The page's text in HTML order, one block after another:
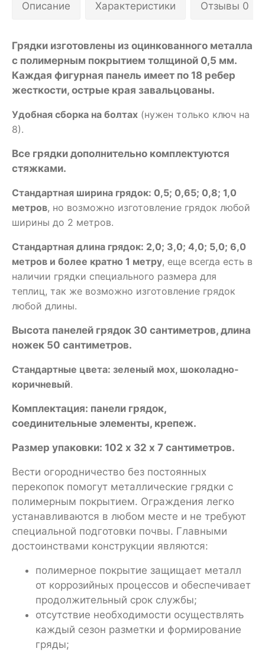
Описание Характеристики Отзывы 0
Грядки изготовлены из оцинкованного металла
с полимерным покрытием толщиной 0,5 мм.
Каждая фигурная панель имеет по 18 ребер
жесткости, острые края завальцованы.
Удобная сборка на болтах (нужен только ключ на
8).
Все грядки дополнительно комплектуются
стяжками.
Стандартная ширина грядок: 0,5; 0,65; 0,8; 1,0
метров, но возможно изготовление грядок любой
ширины до 2 метров.
Стандартная длина грядок: 2,0; 3,0; 4,0; 5,0; 6,0
метров и более кратно 1 метру, еще всегда есть в
наличии грядки специального размера для
теплиц, так же возможно изготовление грядок
любой длины.
Высота панелей грядок 30 сантиметров, длина
ножек 50 сантиметров.
Стандартные цвета: зеленый мох, шоколадно-
коричневый.
Комплектация: панели грядок,
соединительные элементы, крепеж.
Размер упаковки: 102 х 32 х 7 сантиметров.
Вести огородничество без постоянных
перекопок помогут металлические грядки с
полимерным покрытием. Ограждения легко
устанавливаются в любом месте и не требуют
специальной подготовки почвы. Главными
достоинствами конструкции являются:
полимерное покрытие защищает металл
от коррозийных процессов и обеспечивает
продолжительный срок службы;
отсутствие необходимости осуществлять
каждый сезон разметки и формирование
гряды;